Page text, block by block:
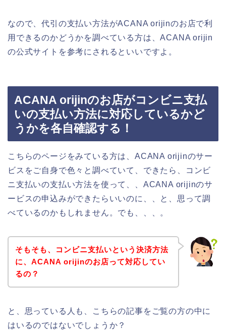
なので、代引の支払い方法がACANA orijinのお店で利
用できるのかどうかを調べている方は、ACANA orijin
の公式サイトを参考にされるといいですよ。
ACANA orijinのお店がコンビニ支払
いの支払い方法に対応しているかど
うかを各自確認する！
こちらのページをみている方は、ACANA orijinのサー
ビスをご自身で色々と調べていて、できたら、コンビ
ニ支払いの支払い方法を使って、、ACANA orijinのサ
ービスの申込みができたらいいのに、、と、思って調
べているのかもしれません。でも、、、。
そもそも、コンビニ支払いという決済方法
に、ACANA orijinのお店って対応してい
るの？
と、思っている人も、こちらの記事をご覧の方の中に
はいるのではないでしょうか？